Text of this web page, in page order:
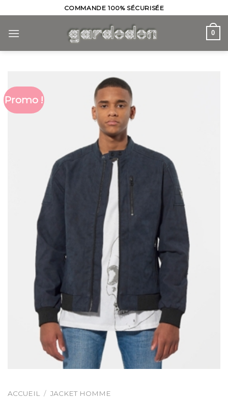
to
content
COMMANDE 100% SÉCURISÉE
0
Promo !
ACCUEIL / JACKET HOMME